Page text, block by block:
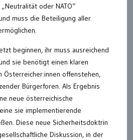
oder NATO“
muss die Beteiligung aller
beginnen, ihr muss ausreichend
sie benötigt einen klaren
Österreicher:innen offenstehen,
Bürgerforen. Als Ergebnis
neue österreichische
sie implementierende
Diese neue Sicherheitsdoktrin
Diskussion, in der